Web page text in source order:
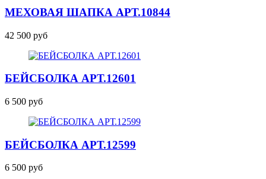
МЕХОВАЯ ШАПКА АРТ.10844
42 500 руб
БЕЙСБОЛКА АРТ.12601
6 500 руб
БЕЙСБОЛКА АРТ.12599
6 500 руб